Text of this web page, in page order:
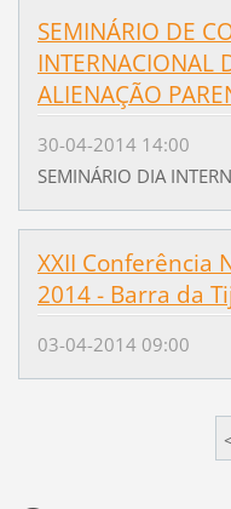
SEMINÁRIO DE
INTERNACIONAL
ALIENAÇÃO
30-04-2014 14:00
SEMINÁRIO DIA
XXII Conferência
2014 - Barra da
03-04-2014 09:00